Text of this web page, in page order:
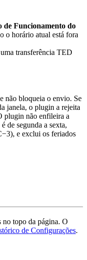
Funcionamento do
o horário atual está fora
transferência TED
não bloqueia o envio. Se
janela, o plugin a rejeita
plugin não enfileira a
de segunda a sexta,
e exclui os feriados
no topo da página. O
de Configurações.